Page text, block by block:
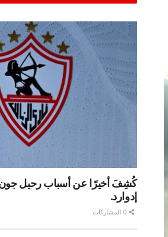
كُشِفَ أخيرًا عن أسباب رحيل
إدوارد.